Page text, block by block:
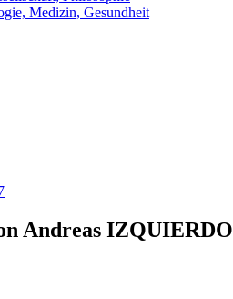
Medizin, Gesundheit
Andreas IZQUIERDO